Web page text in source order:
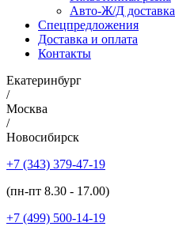
Авто-Ж/Д доставка
Спецпредложения
Доставка и оплата
Контакты
Екатеринбург
/
Москва
/
Новосибирск
+7 (343) 379-47-19
(пн-пт 8.30 - 17.00)
+7 (499) 500-14-19